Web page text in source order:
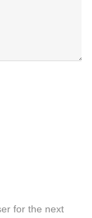
for the next